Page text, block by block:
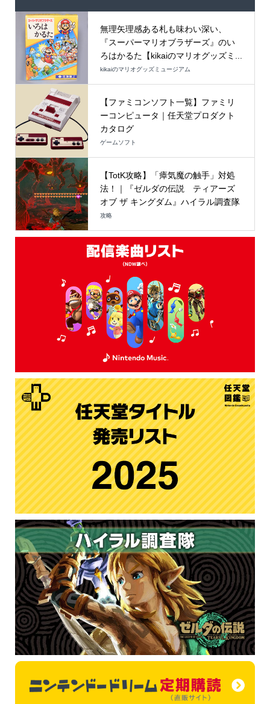
無理矢理感ある札も味わい深い、
『スーパーマリオブラザーズ』のい
ろはかるた【kikaiのマリオグッズミ...
kikaiのマリオグッズミュージアム
【ファミコンソフト一覧】ファミリ
ーコンピュータ｜任天堂プロダクト
カタログ
ゲームソフト
【TotK攻略】「瘴気魔の触手」対処
法！｜『ゼルダの伝説 ティアーズ
オブ ザ キングダム』ハイラル調査隊
攻略